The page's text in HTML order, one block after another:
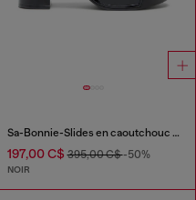
Sa-Bonnie-Slides en caoutchouc à talons avec logo ajouré
197,00 C$395,00 C$-50%
NOIR